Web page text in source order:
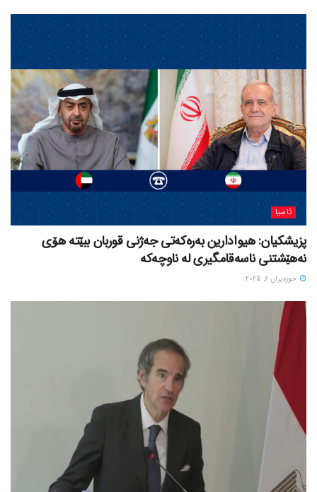
ئاسیا
پزیشکیان: هیوادارین بەرەکەتی جەژنی قوربان ببێتە هۆی
نەهێشتنی ناسەقامگیری لە ناوچەکە
حوزه‌یران 6, 2025